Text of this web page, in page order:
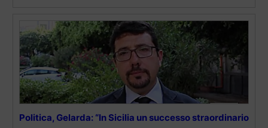
Politica, Gelarda: “In Sicilia un successo straordinario